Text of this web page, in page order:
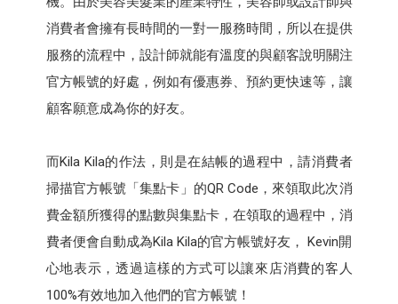
消費者會擁有長時間的一對一服務時間，所以在提供
服務的流程中，設計師就能有溫度的與顧客說明關注
官方帳號的好處，例如有優惠券、預約更快速等，讓
顧客願意成為你的好友。
而Kila Kila的作法，則是在結帳的過程中，請消費者
掃描官方帳號「集點卡」的QR Code，來領取此次消
費金額所獲得的點數與集點卡，在領取的過程中，消
費者便會自動成為Kila Kila的官方帳號好友， Kevin開
心地表示，透過這樣的方式可以讓來店消費的客人
100%有效地加入他們的官方帳號！